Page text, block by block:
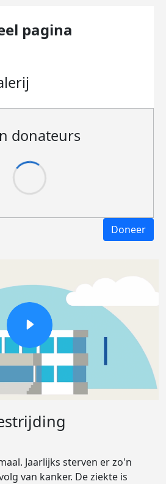
pagina
donateurs
Doneer
Jaarlijks sterven er zo'n
van kanker. De ziekte is